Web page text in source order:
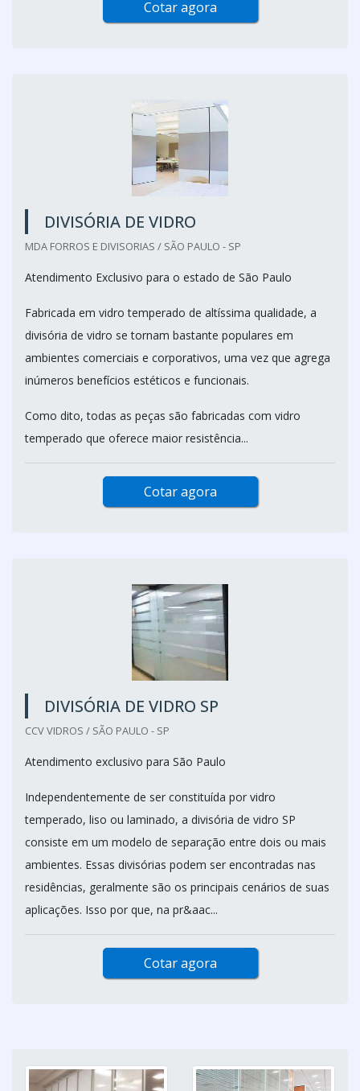
Cotar agora
DIVISÓRIA DE VIDRO
MDA FORROS E DIVISORIAS / SÃO PAULO - SP
Atendimento Exclusivo para o estado de São Paulo
Fabricada em vidro temperado de altíssima qualidade, a
divisória de vidro se tornam bastante populares em
ambientes comerciais e corporativos, uma vez que agrega
inúmeros benefícios estéticos e funcionais.
Como dito, todas as peças são fabricadas com vidro
temperado que oferece maior resistência...
Cotar agora
DIVISÓRIA DE VIDRO SP
CCV VIDROS / SÃO PAULO - SP
Atendimento exclusivo para São Paulo
Independentemente de ser constituída por vidro
temperado, liso ou laminado, a divisória de vidro SP
consiste em um modelo de separação entre dois ou mais
ambientes. Essas divisórias podem ser encontradas nas
residências, geralmente são os principais cenários de suas
aplicações. Isso por que, na pr&aac...
Cotar agora